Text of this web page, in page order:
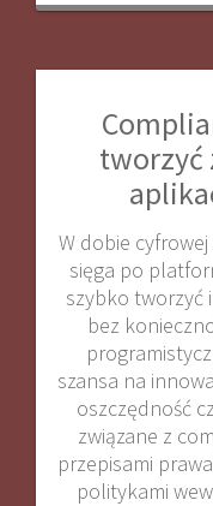
tworzyć
W dobie
sięga po
szybko tworzyć
bez
szansa na
oszczędność
związane z
przepisami
politykami